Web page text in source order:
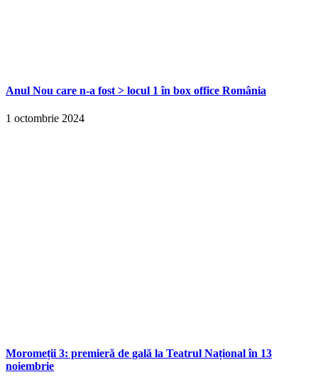
Anul Nou care n-a fost > locul 1 în box office România
1 octombrie 2024
Moromeții 3: premieră de gală la Teatrul Național în 13
noiembrie